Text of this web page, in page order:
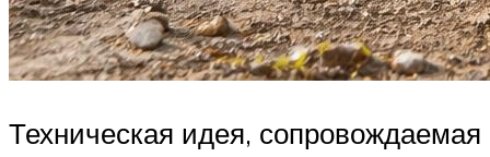
Техническая идея, сопровождаемая